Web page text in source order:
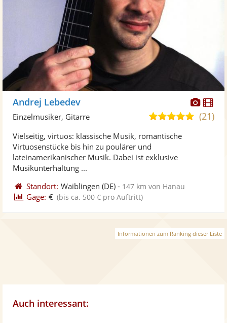
Andrej Lebedev
5,0(21)
Einzelmusiker, Gitarre
Vielseitig, virtuos: klassische Musik, romantische
Virtuosenstücke bis hin zu poulärer und
lateinamerikanischer Musik. Dabei ist exklusive
Musikunterhaltung ...
Standort: Waiblingen (DE) - 147 km von Hanau
Gage: € (bis ca. 500 € pro Auftritt)
Informationen zum Ranking dieser Liste
Auch interessant: